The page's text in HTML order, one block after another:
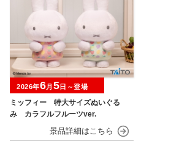
ミッフィー 特大サイズぬいぐる
み カラフルフルーツver.
2026年6月 5日～登場